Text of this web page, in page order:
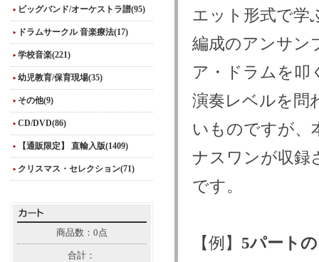
ビッグバンド/オーケストラ譜(95)
ドラムサークル 音楽療法(17)
学校音楽(221)
幼児教育/保育現場(35)
その他(9)
CD/DVD(86)
【通販限定】 直輸入版(1409)
クリスマス・セレクション(71)
商品数：0点
合計：
エット形式で学
編成のアンサン
ア・ドラムを叩
演奏レベルを問
いものですが、
ナスワンが収録
です。
【例】 5パート